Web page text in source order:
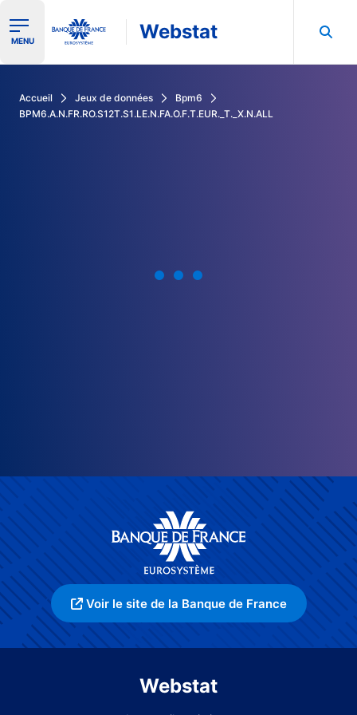
Ouvrir le menu de navigation
MENU Webstat
Accueil Jeux de données
Bpm6
BPM6.A.N.FR.RO.S12T.S1.LE.N.FA.O.F.T.EUR._T._X.N.ALL
Voir le site de la Banque de France
Webstat